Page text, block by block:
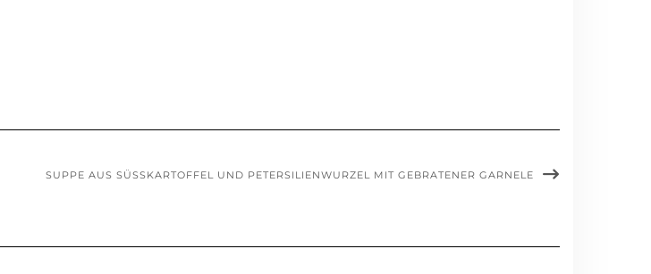
SUPPE AUS SÜSSKARTOFFEL UND PETERSILIENWURZEL MIT GEBRATENER GARNELE